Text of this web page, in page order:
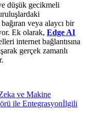
düşük gecikmeli
veya alaycı bir
Ek olarak, Edge AI
internet bağlantısına
gerçek zamanlı
ve Makine
ile Entegrasyonİlgili